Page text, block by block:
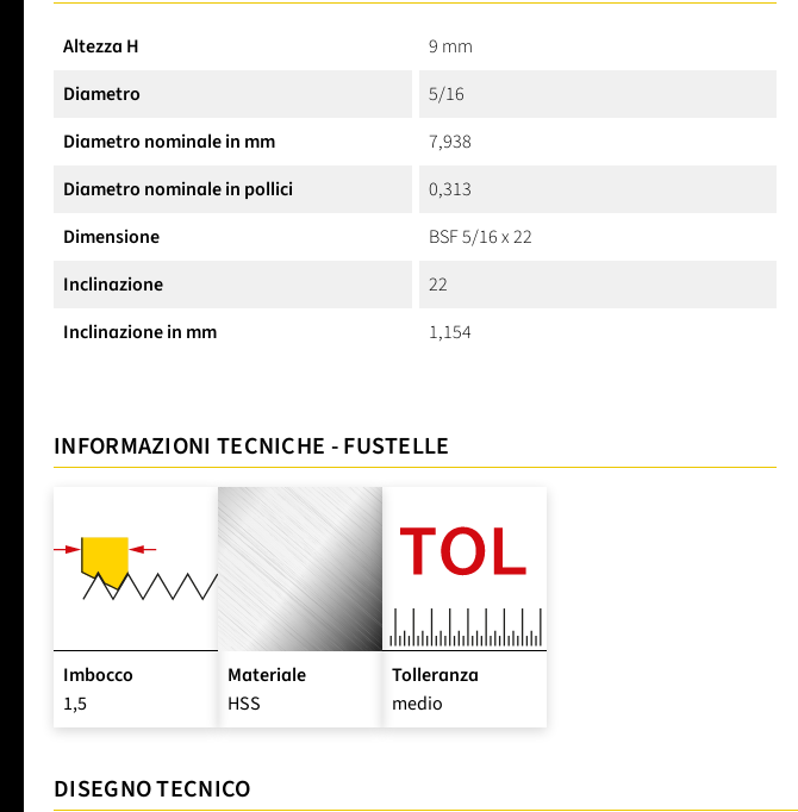
Altezza H
9 mm
Diametro
5/16
Diametro nominale in mm
7,938
Diametro nominale in pollici
0,313
Dimensione
BSF 5/16 x 22
Inclinazione
22
Inclinazione in mm
1,154
INFORMAZIONI TECNICHE - FUSTELLE
Imbocco
1,5
Materiale
HSS
Tolleranza
medio
DISEGNO TECNICO